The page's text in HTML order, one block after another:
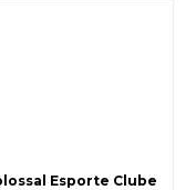
Esporte Clube